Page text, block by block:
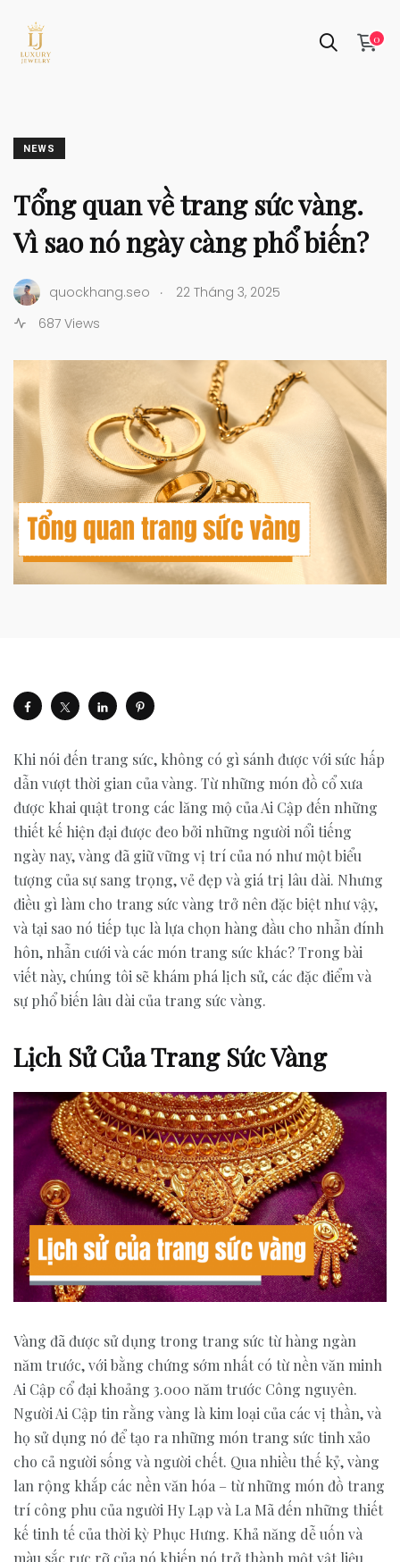
0
NEWS
Tổng quan về trang sức vàng.
Vì sao nó ngày càng phổ biến?
quockhang.seo .
22 Tháng 3, 2025
687 Views
Khi nói đến trang sức, không có gì sánh được với sức hấp
dẫn vượt thời gian của vàng. Từ những món đồ cổ xưa
được khai quật trong các lăng mộ của Ai Cập đến những
thiết kế hiện đại được đeo bởi những người nổi tiếng
ngày nay, vàng đã giữ vững vị trí của nó như một biểu
tượng của sự sang trọng, vẻ đẹp và giá trị lâu dài. Nhưng
điều gì làm cho trang sức vàng trở nên đặc biệt như vậy,
và tại sao nó tiếp tục là lựa chọn hàng đầu cho nhẫn đính
hôn, nhẫn cưới và các món trang sức khác? Trong bài
viết này, chúng tôi sẽ khám phá lịch sử, các đặc điểm và
sự phổ biến lâu dài của trang sức vàng.
Lịch Sử Của Trang Sức Vàng
Vàng đã được sử dụng trong trang sức từ hàng ngàn
năm trước, với bằng chứng sớm nhất có từ nền văn minh
Ai Cập cổ đại khoảng 3.000 năm trước Công nguyên.
Người Ai Cập tin rằng vàng là kim loại của các vị thần, và
họ sử dụng nó để tạo ra những món trang sức tinh xảo
cho cả người sống và người chết. Qua nhiều thế kỷ, vàng
lan rộng khắp các nền văn hóa – từ những món đồ trang
trí công phu của người Hy Lạp và La Mã đến những thiết
kế tinh tế của thời kỳ Phục Hưng. Khả năng dễ uốn và
màu sắc rực rỡ của nó khiến nó trở thành một vật liệu